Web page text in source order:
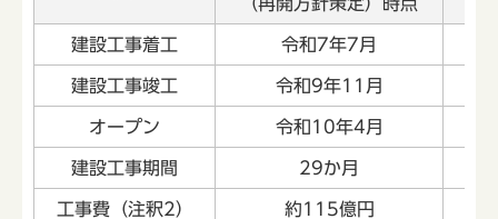
建設工事着工 令和7年7月
建設工事竣工 令和9年11月
オープン 令和10年4月
建設工事期間 29か月
工事費（注釈2） 約115億円